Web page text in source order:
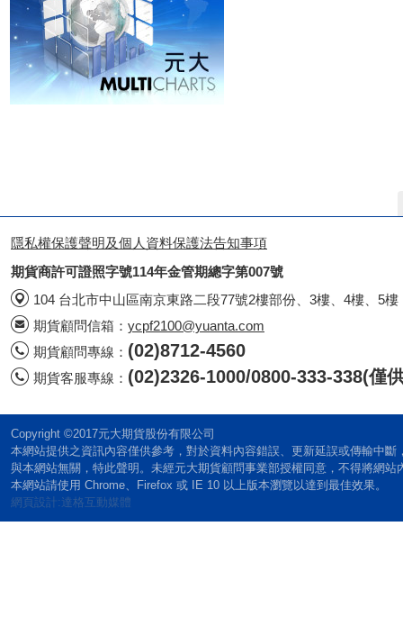
隱私權保護聲明及個人資料保護法告知事項
期貨商許可證照字號114年金管期總字第007號
104 台北市中山區南京東路二段77號2樓部份、3樓、4樓、5樓
期貨顧問信箱： ycpf2100@yuanta.com
期貨顧問專線： (02)8712-4560
期貨客服專線： (02)2326-1000/0800-333-338(僅
Copyright ©2017元大期貨股份有限公司
本網站提供之資訊內容僅供參考，對於資料內容錯誤、更新延誤或傳輸中
與本網站無關，特此聲明。未經元大期貨顧問事業部授權同意，不得將網站
本網站請使用 Chrome、Firefox 或 IE 10 以上版本瀏覽以達到最佳效果。
網頁設計:達格互動媒體